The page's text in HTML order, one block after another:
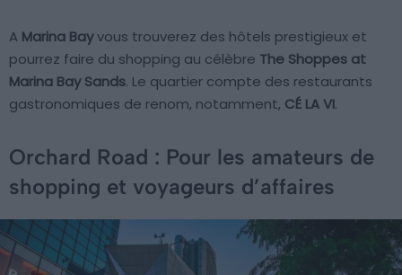
A Marina Bayvous trouverez des hôtels prestigieux et
pourrez faire du shopping au célèbre The Shoppes at
Marina Bay Sands. Le quartier compte des restaurants
gastronomiques de renom, notamment, CÉ LA VI.
Orchard Road : Pour les amateurs de
shopping et voyageurs d’affaires